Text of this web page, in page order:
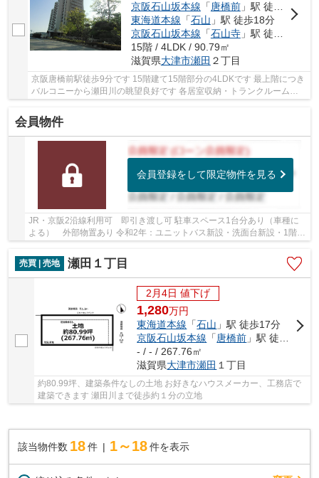
京阪石山坂本線 「唐橋前」駅 徒歩9分
東海道本線 「石山 」駅 徒歩18分
京阪石山坂本線 「石山寺」駅 徒歩16分
15階 / 4LDK / 90.79㎡
滋賀県大津市瀬田 ２丁目
京阪唐橋前駅徒歩9分です 15階建て15階部分の4LDKです 最上階につき
バルコニーから瀬田川の眺望良好です 各居室収納・トランクルーム・
会員物件
会員登録をして限定物件を見る
JR・京阪2沿線利用可 即引き渡し可 駐車スペース1台分あり（車種に
よる） 外部物置あり 令和2年：ユニットバス新設・洗面台新設・1階フ
売買 | 売地
瀬田１丁目
2月4日 値下げ
1,280万円
東海道本線 「石山 」駅 徒歩17分
京阪石山坂本線 「 唐橋前 」駅 徒歩8分
- / - / 267.76㎡
滋賀県大津市瀬田 １丁目
約80.99坪、建築条件なしの土地 お好きなハウスメーカー、工務店で
建築できます 瀬田川まで徒歩約１分の立地
該当物件数 18件 1～18 件を表示